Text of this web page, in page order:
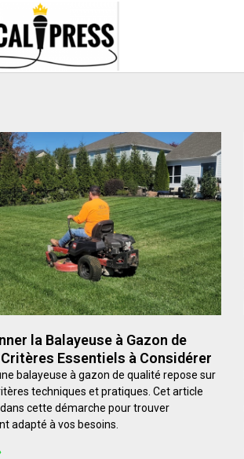
la Balayeuse à Gazon de
Essentiels à Considérer
balayeuse à gazon de qualité repose sur
techniques et pratiques. Cet article
cette démarche pour trouver
adapté à vos besoins.